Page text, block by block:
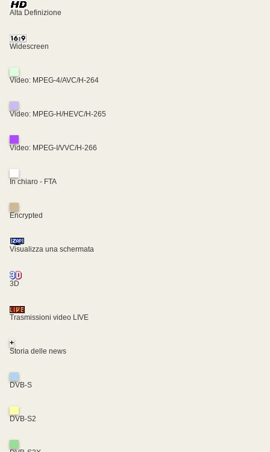
Alta Definizione
Widescreen
Video: MPEG-4/AVC/H-264
Video: MPEG-H/HEVC/H-265
Video: MPEG-I/VVC/H-266
In chiaro - FTA
Encrypted
Visualizza una schermata
3D
Trasmissioni video LIVE
+
Storia delle news
DVB-S
DVB-S2